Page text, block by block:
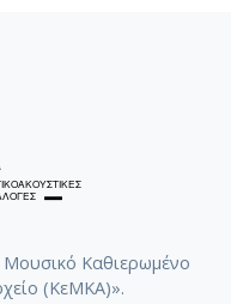
Μουσικό Καθιερωμένο
(ΚεΜΚΑ)».